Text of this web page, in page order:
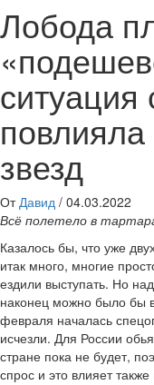
Лобода
ситуация
повлияла
звезд
От Давид / 04.03.2022
Всё полетело в
Казалось бы, что уже
итак много, многие
ездили выступать. Но
наконец можно было бы
февраля началась
исчезли. Для России
стране пока не будет,
спрос и это влияет также